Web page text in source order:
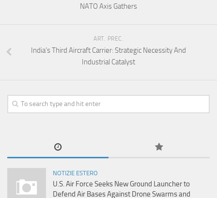
NATO Axis Gathers
ART. PREC.
India’s Third Aircraft Carrier: Strategic Necessity And
Industrial Catalyst
NOTIZIE ESTERO
U.S. Air Force Seeks New Ground Launcher to
Defend Air Bases Against Drone Swarms and